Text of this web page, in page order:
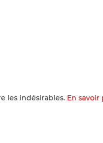
les indésirables. En